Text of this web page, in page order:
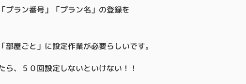
プラン番号」「プラン名」の登録を
屋ごと」に設定作業が必要らしいです。
、５０回設定しないといけない！！